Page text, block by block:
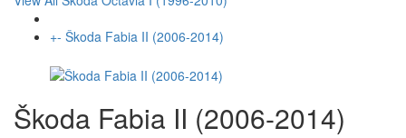
+- Škoda Fabia II (2006-2014)
Škoda Fabia II (2006-2014)